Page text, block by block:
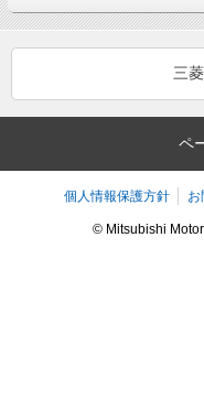
三
ペ
個人情報保護方針 お
© Mitsubishi